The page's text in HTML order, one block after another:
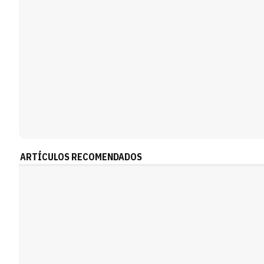
ARTÍCULOS RECOMENDADOS